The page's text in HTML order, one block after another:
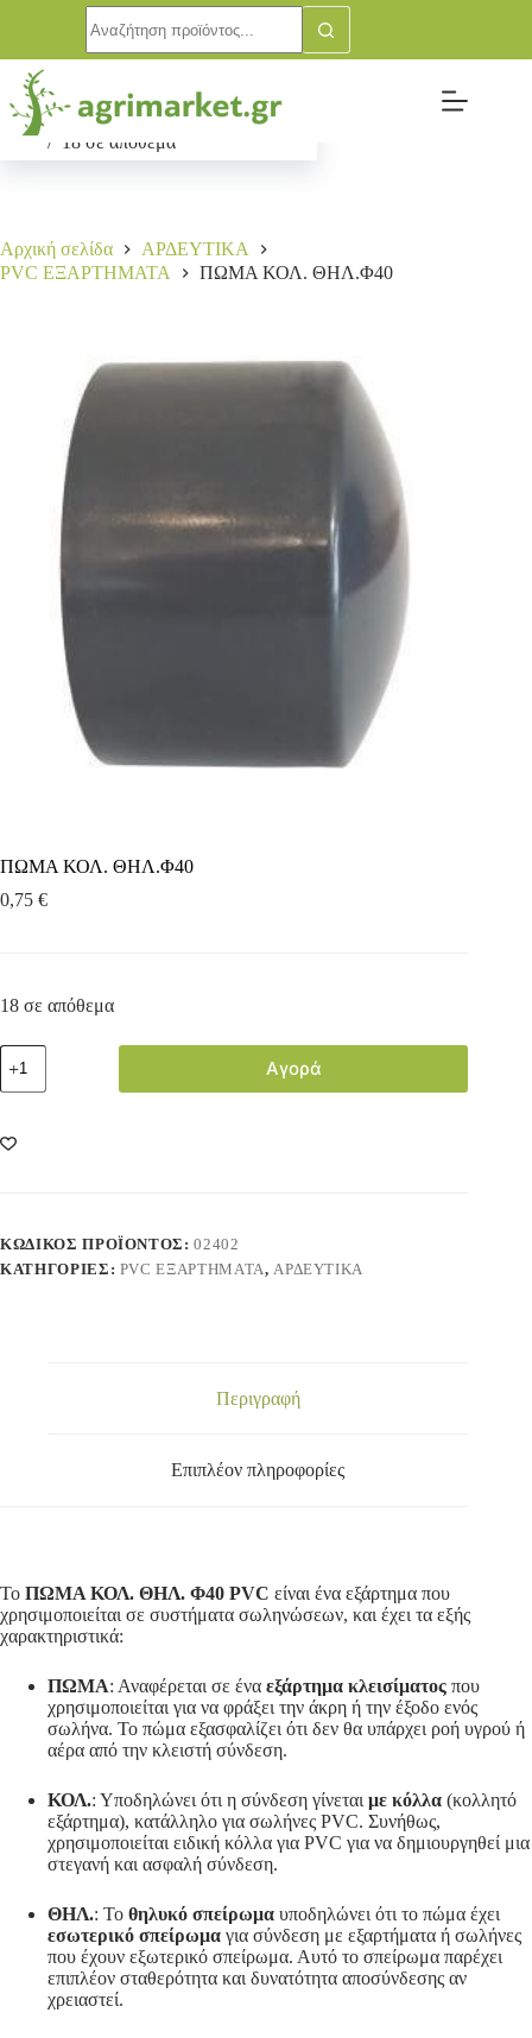
ΠΩΜΑ ΚΟΛ. ΘΗΛ.Φ40
0,75€
18 σε απόθεμα
Αγορά
Αρχική σελίδα
ΑΡΔΕΥΤΙΚΑ
PVC ΕΞΑΡΤΗΜΑΤΑ
ΠΩΜΑ ΚΟΛ. ΘΗΛ.Φ40
ΠΩΜΑ ΚΟΛ. ΘΗΛ.Φ40
0,75 €
18 σε απόθεμα
Αγορά
ΚΩΔΙΚΌΣ ΠΡΟΪΌΝΤΟΣ:02402
ΚΑΤΗΓΟΡΊΕΣ: PVC ΕΞΑΡΤΗΜΑΤΑ, ΑΡΔΕΥΤΙΚΑ
Περιγραφή
Επιπλέον πληροφορίες
Το ΠΩΜΑ ΚΟΛ. ΘΗΛ. Φ40 PVC είναι ένα εξάρτημα που
χρησιμοποιείται σε συστήματα σωληνώσεων, και έχει τα εξής
χαρακτηριστικά:
ΠΩΜΑ: Αναφέρεται σε ένα εξάρτημα κλεισίματος που
χρησιμοποιείται για να φράξει την άκρη ή την έξοδο ενός
σωλήνα. Το πώμα εξασφαλίζει ότι δεν θα υπάρχει ροή υγρού ή
αέρα από την κλειστή σύνδεση.
ΚΟΛ.: Υποδηλώνει ότι η σύνδεση γίνεται με κόλλα (κολλητό
εξάρτημα), κατάλληλο για σωλήνες PVC. Συνήθως,
χρησιμοποιείται ειδική κόλλα για PVC για να δημιουργηθεί μια
στεγανή και ασφαλή σύνδεση.
ΘΗΛ.: Το θηλυκό σπείρωμα υποδηλώνει ότι το πώμα έχει
εσωτερικό σπείρωμα για σύνδεση με εξαρτήματα ή σωλήνες
που έχουν εξωτερικό σπείρωμα. Αυτό το σπείρωμα παρέχει
επιπλέον σταθερότητα και δυνατότητα αποσύνδεσης αν
χρειαστεί.